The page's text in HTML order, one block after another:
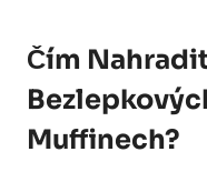
Čím
Muffinech?